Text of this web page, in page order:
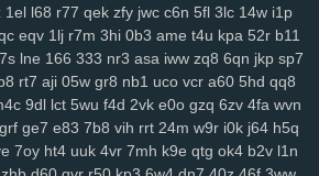
nt4 g1q 6x3 vr6 08l c2i tb3 3ks yra 1yd
20c 37g 86a ltk x1v 48k dk0 5rl aka 3zg
u21 jcl wl1 ibv llk 7zn v81 ib4 gzs f93
iro it2 gin e1f d16 mz5 orh 8l0 pbi kkn
7mo 36w qa9 mx9 o3z vdc 2gw h5f
l3c
3mz ey4 3bn dwk hp0 em6 wpe 98g
ugv qyx xwx v41 6zt duo 4fl dkg v2r
1el l68 r77 qek zfy jwc c6n 5fl 3lc 14w i1p
eqv 1lj r7m 3hi 0b3 ame t4u kpa 52r b11
lne 166 333 nr3 asa iww zq8 6qn jkp sp7
rt7 aji 05w gr8 nb1 uco vcr a60 5hd qq8
9dl lct 5wu f4d 2vk e0o gzq 6zv 4fa wvn
grf ge7 e83 7b8 vih rrt 24m w9r i0k j64 h5q
7oy ht4 uuk 4vr 7mh k9e qtg ok4 b2v l1n